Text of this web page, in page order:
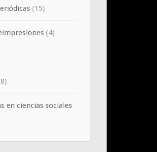
(15)
(4)
en ciencias sociales